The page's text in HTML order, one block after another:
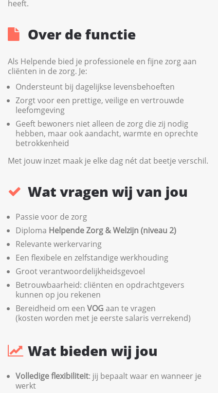
heeft.
Over de functie
Als Helpende bied je professionele en fijne zorg aan
cliënten in de zorg. Je:
Ondersteunt bij dagelijkse levensbehoeften
Zorgt voor een prettige, veilige en vertrouwde
leefomgeving
Geeft bewoners niet alleen de zorg die zij nodig
hebben, maar ook aandacht, warmte en oprechte
betrokkenheid
Met jouw inzet maak je elke dag nét dat beetje verschil.
Wat vragen wij van jou
Passie voor de zorg
Diploma Helpende Zorg & Welzijn (niveau 2)
Relevante werkervaring
Een flexibele en zelfstandige werkhouding
Groot verantwoordelijkheidsgevoel
Betrouwbaarheid: cliënten en opdrachtgevers
kunnen op jou rekenen
Bereidheid om een VOG aan te vragen
(kosten worden met je eerste salaris verrekend)
Wat bieden wij jou
Volledige flexibiliteit: jij bepaalt waar en wanneer je
werkt